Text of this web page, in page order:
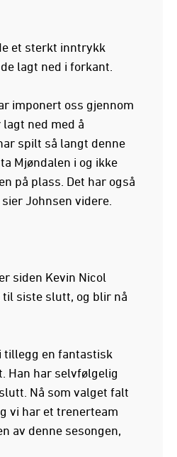
et sterkt inntrykk
lagt ned i forkant.
imponert oss gjennom
ned med å
spilt så langt denne
Mjøndalen i og ikke
på plass. Det har også
Johnsen videre.
siden Kevin Nicol
siste slutt, og blir nå
tillegg en fantastisk
Han har selvfølgelig
Nå som valget falt
vi har et trenerteam
av denne sesongen,